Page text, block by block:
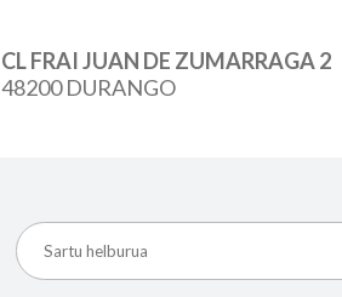
CL FRAI JUAN DE ZUMARRAGA 2
48200 DURANGO